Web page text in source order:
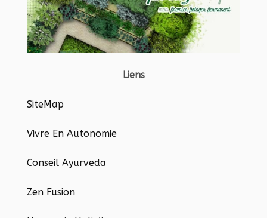
Liens
SiteMap
Vivre En Autonomie
Conseil Ayurveda
Zen Fusion